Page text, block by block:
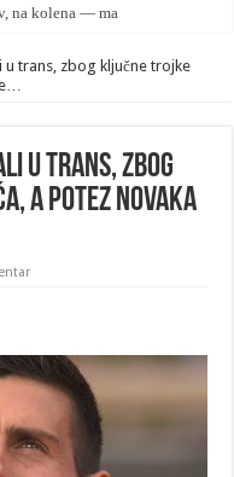
u trans, zbog ključne trojke
u trans, zbog
a potez Novaka